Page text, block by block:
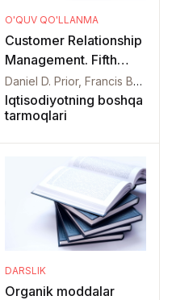
O'QUV QO'LLANMA
Сustomer Relationship
Management. Fifth
Edition
Daniel D. Prior, Francis Buttle, Stan Maklan,
Iqtisodiyotning boshqa
tarmoqlari
DARSLIK
Organik moddalar